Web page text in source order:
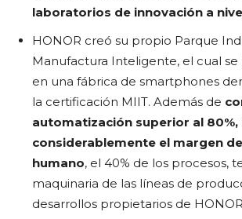
laboratorios de innovación a
HONOR creó su propio Parque
Manufactura Inteligente, el cual
en una fábrica de smartphones
la certificación MIIT. Además de
automatización superior al
considerablemente el margen
humano, el 40% de los procesos,
maquinaria de las líneas de
desarrollos propietarios de